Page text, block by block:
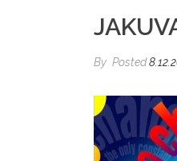
By Posted